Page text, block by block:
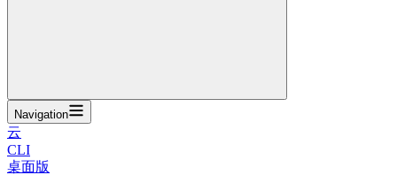
Navigation
云
CLI
桌面版